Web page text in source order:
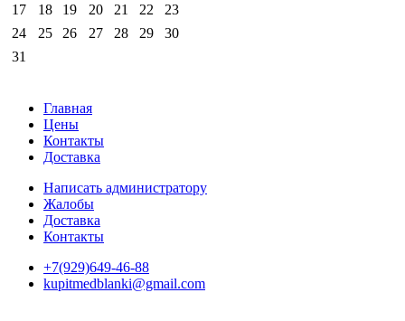
17
18 19 20 21 22
23
24
25 26 27 28 29
30
31
Главная
Цены
Контакты
Доставка
Написать администратору
Жалобы
Доставка
Контакты
+7(929)649-46-88
kupitmedblanki@gmail.com